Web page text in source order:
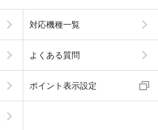
対応機種一覧
よくある質問
ポイント表示設定